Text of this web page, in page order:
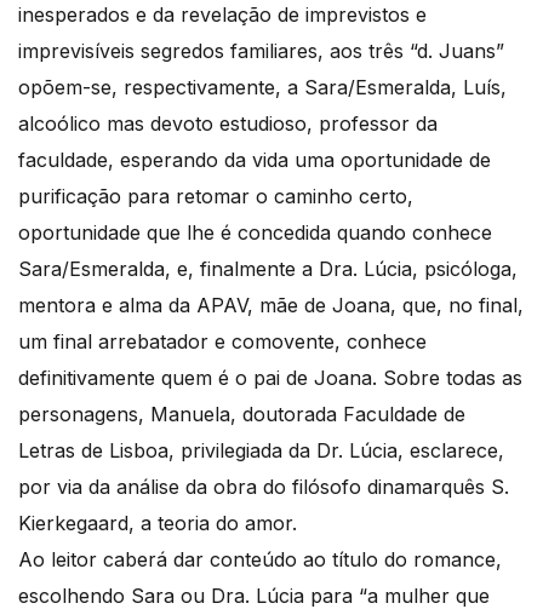
inesperados e da revelação de imprevistos e
imprevisíveis segredos familiares, aos três “d. Juans”
opõem-se, respectivamente, a Sara/Esmeralda, Luís,
alcoólico mas devoto estudioso, professor da
faculdade, esperando da vida uma oportunidade de
purificação para retomar o caminho certo,
oportunidade que lhe é concedida quando conhece
Sara/Esmeralda, e, finalmente a Dra. Lúcia, psicóloga,
mentora e alma da APAV, mãe de Joana, que, no final,
um final arrebatador e comovente, conhece
definitivamente quem é o pai de Joana. Sobre todas as
personagens, Manuela, doutorada Faculdade de
Letras de Lisboa, privilegiada da Dr. Lúcia, esclarece,
por via da análise da obra do filósofo dinamarquês S.
Kierkegaard, a teoria do amor.
Ao leitor caberá dar conteúdo ao título do romance,
escolhendo Sara ou Dra. Lúcia para “a mulher que